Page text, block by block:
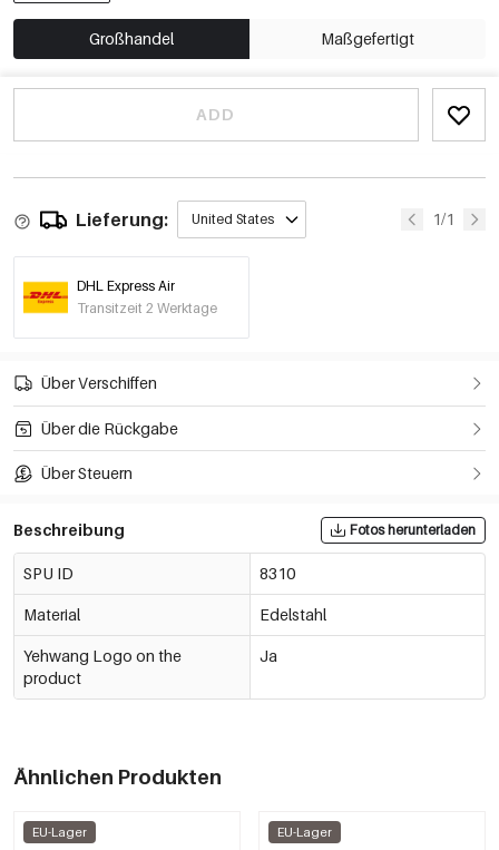
Großhandel Maßgefertigt
ADD
Lieferung: United States 1/1
DHL Express Air
Transitzeit 2 Werktage
Über Verschiffen
Über die Rückgabe
Über Steuern
Beschreibung Fotos herunterladen
SPU ID 8310
Material Edelstahl
Yehwang Logo on the
product
Ja
Ähnlichen Produkten
EU-Lager EU-Lager